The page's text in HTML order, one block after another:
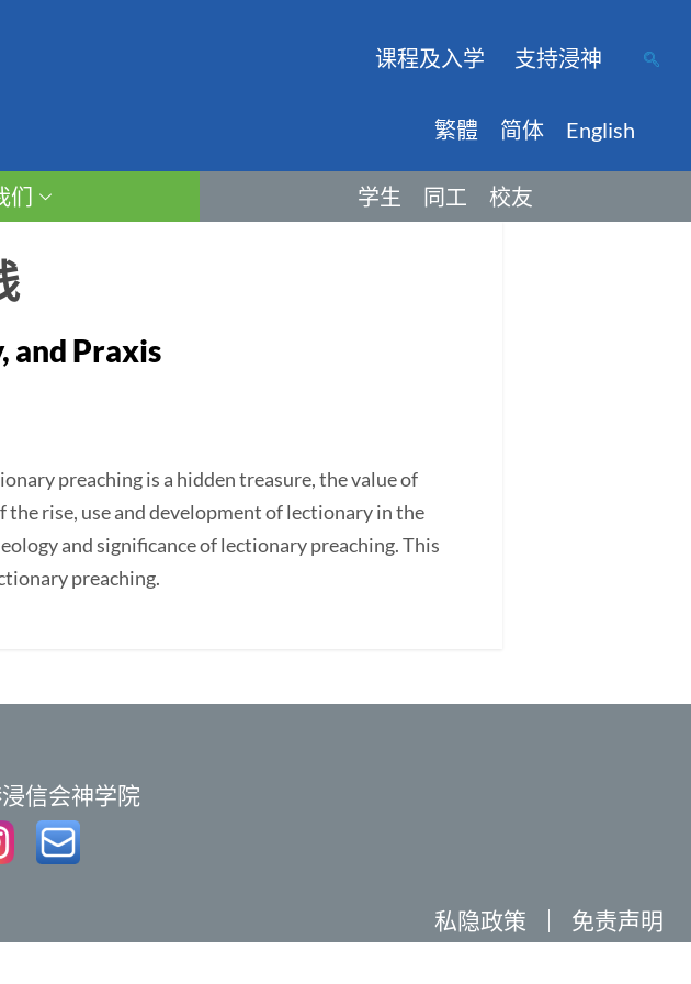
课程及入学 支持浸神
繁體 简体 English
们 学生 同工 校友
and Praxis
preaching is a hidden treasure, the value of
rise, use and development of lectionary in the
and significance of lectionary preaching. This
preaching.
信会神学院
私隐政策 免责声明